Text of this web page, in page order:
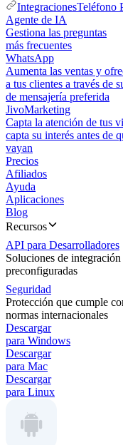
IntegracionesTeléfono
Agente de IA
Gestiona las preguntas
más frecuentes
WhatsApp
Aumenta las ventas y
a tus clientes a través de
de mensajería preferida
JivoMarketing
Capta la atención de tus
capta su interés antes de
vayan
Precios
Afiliados
Ayuda
Aplicaciones
Blog
Recursos
API para Desarrolladores
Soluciones de integración
preconfiguradas
Seguridad
Protección que cumple
normas internacionales
Descargar
para Windows
Descargar
para Mac
Descargar
para Linux